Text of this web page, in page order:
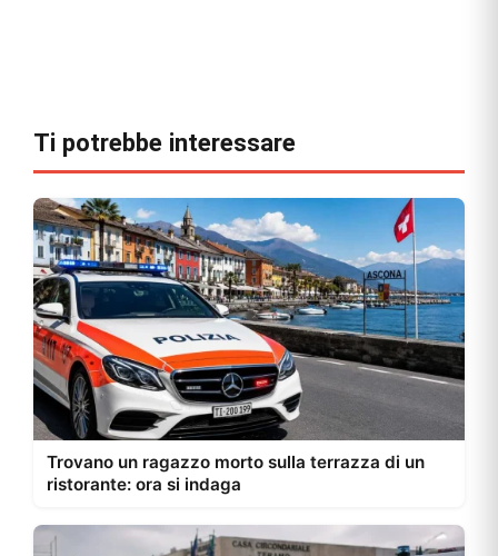
Ti potrebbe interessare
Trovano un ragazzo morto sulla terrazza di un
ristorante: ora si indaga